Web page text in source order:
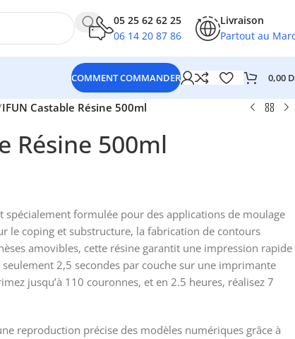
05 25 62 62 25
06 14 20 87 86
Livraison
Partout au
COMMENT COMMANDER 0,00
IFUN Castable Résine 500ml
Résine 500ml
spécialement formulée pour des applications de moulage
le coping et substructure, la fabrication de contours
amovibles, cette résine garantit une impression rapide
2,5 secondes par couche sur une imprimante
jusqu’à 110 couronnes, et en 2.5 heures, réalisez 7
reproduction précise des modèles numériques grâce à